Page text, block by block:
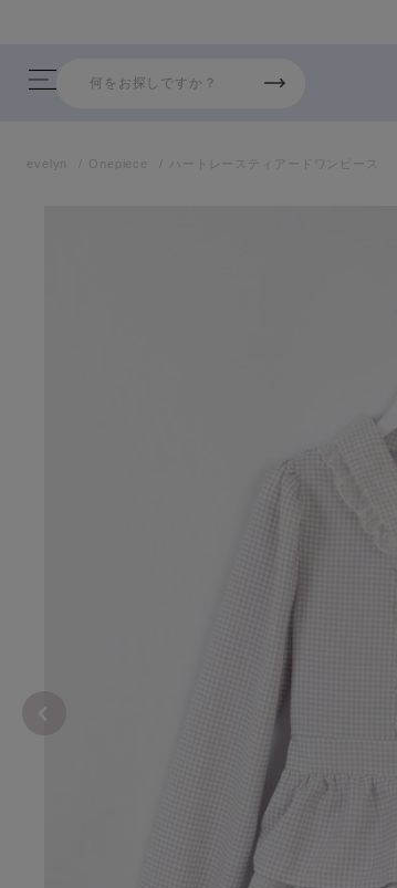
evelyn Onepiece ハートレースティアードワンピース